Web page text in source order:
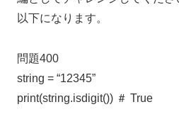
以下になります。
問題400
string = “12345”
print(string.isdigit()) ＃ True